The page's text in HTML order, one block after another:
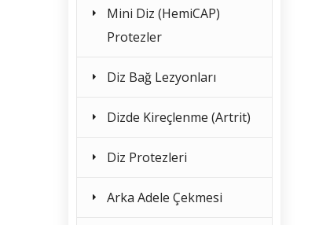
Mini Diz (HemiCAP)
Protezler
Diz Bağ Lezyonları
Dizde Kireçlenme (Artrit)
Diz Protezleri
Arka Adele Çekmesi